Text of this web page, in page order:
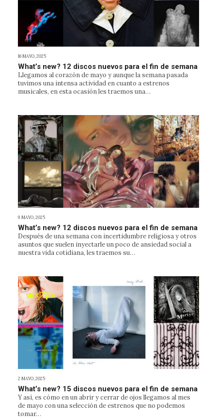
16 MAYO, 2025
What’s new? 12 discos nuevos para el fin de semana
Llegamos al corazón de mayo y aunque la semana pasada
tuvimos una intensa actividad en cuanto a estrenos
musicales, en esta ocasión les traemos una…
9 MAYO, 2025
What’s new? 12 discos nuevos para el fin de semana
Después de una semana con incertidumbre religiosa y otros
asuntos que suelen inyectarle un poco de ansiedad social a
nuestra vida cotidiana, les traemos su…
2 MAYO, 2025
What’s new? 15 discos nuevos para el fin de semana
Y así, es cómo en un abrir y cerrar de ojos llegamos al mes
de mayo con una selección de estrenos que no podemos
tomar…